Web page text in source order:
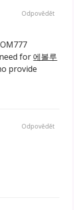
for 에볼루
provide
Odpovědět
Odpovědět